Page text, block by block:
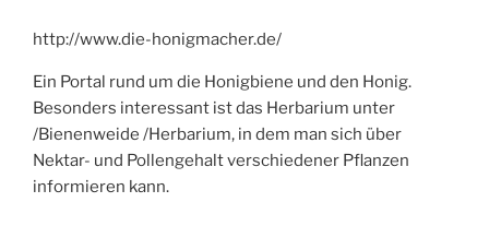
http://www.die-honigmacher.de/
Ein Portal rund um die Honigbiene und den Honig.
Besonders interessant ist das Herbarium unter
/Bienenweide /Herbarium, in dem man sich über
Nektar- und Pollengehalt verschiedener Pflanzen
informieren kann.